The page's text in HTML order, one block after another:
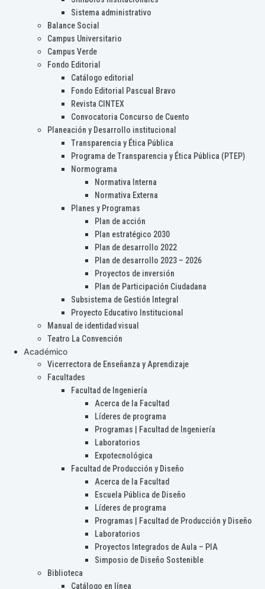
Sistema administrativo
Balance Social
Campus Universitario
Campus Verde
Fondo Editorial
Catálogo editorial
Fondo Editorial Pascual Bravo
Revista CINTEX
Convocatoria Concurso de Cuento
Planeación y Desarrollo institucional
Transparencia y Ética Pública
Programa de Transparencia y Ética Pública (PTEP)
Normograma
Normativa Interna
Normativa Externa
Planes y Programas
Plan de acción
Plan estratégico 2030
Plan de desarrollo 2022
Plan de desarrollo 2023 – 2026
Proyectos de inversión
Plan de Participación Ciudadana
Subsistema de Gestión Integral
Proyecto Educativo Institucional
Manual de identidad visual
Teatro La Convención
Académico
Vicerrectora de Enseñanza y Aprendizaje
Facultades
Facultad de Ingeniería
Acerca de la Facultad
Líderes de programa
Programas | Facultad de Ingeniería
Laboratorios
Expotecnológica
Facultad de Producción y Diseño
Acerca de la Facultad
Escuela Pública de Diseño
Líderes de programa
Programas | Facultad de Producción y Diseño
Laboratorios
Proyectos Integrados de Aula – PIA
Simposio de Diseño Sostenible
Biblioteca
Catálogo en línea